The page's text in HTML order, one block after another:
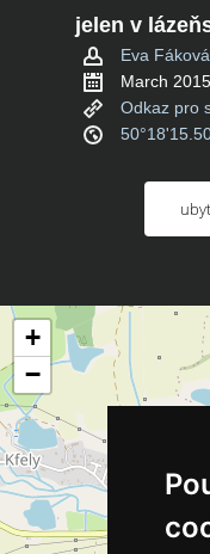
jelen v
Eva Fáková
March 2015
Odkaz pro
+
−